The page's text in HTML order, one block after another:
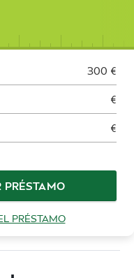
300 €
€
€
PRÉSTAMO
PRÉSTAMO